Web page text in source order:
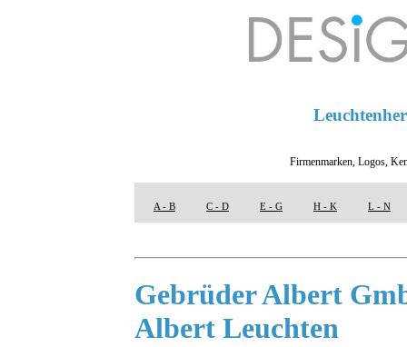
Firmenmarken, Logos,
A - B C - D E - G H - K L - N
Gebrüder Albert
Albert Leuchten